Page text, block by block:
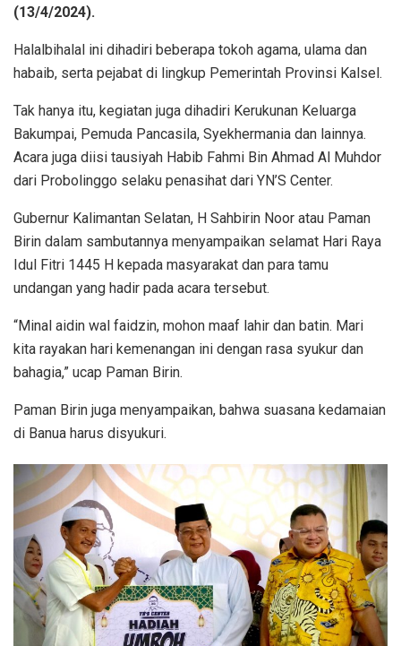
(13/4/2024).
Halalbihalal ini dihadiri beberapa tokoh agama, ulama dan
habaib, serta pejabat di lingkup Pemerintah Provinsi Kalsel.
Tak hanya itu, kegiatan juga dihadiri Kerukunan Keluarga
Bakumpai, Pemuda Pancasila, Syekhermania dan lainnya.
Acara juga diisi tausiyah Habib Fahmi Bin Ahmad Al Muhdor
dari Probolinggo selaku penasihat dari YN’S Center.
Gubernur Kalimantan Selatan, H Sahbirin Noor atau Paman
Birin dalam sambutannya menyampaikan selamat Hari Raya
Idul Fitri 1445 H kepada masyarakat dan para tamu
undangan yang hadir pada acara tersebut.
“Minal aidin wal faidzin, mohon maaf lahir dan batin. Mari
kita rayakan hari kemenangan ini dengan rasa syukur dan
bahagia,” ucap Paman Birin.
Paman Birin juga menyampaikan, bahwa suasana kedamaian
di Banua harus disyukuri.